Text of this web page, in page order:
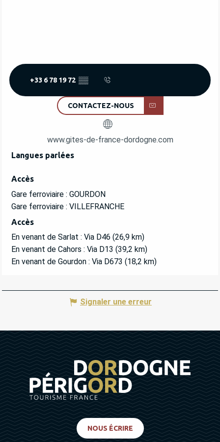
+33 6 78 19 72 ▒▒
CONTACTEZ-NOUS
www.gites-de-france-dordogne.com
Langues parlées
Langues parlées
Accès
Accès
Gare ferroviaire : GOURDON
Gare ferroviaire : VILLEFRANCHE
Accès
Accès
En venant de Sarlat : Via D46 (26,9 km)
En venant de Cahors : Via D13 (39,2 km)
En venant de Gourdon : Via D673 (18,2 km)
Signaler une erreur
NOUS ÉCRIRE